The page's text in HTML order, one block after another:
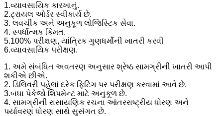
1.વ્યાવસાયિક કારખાનું.
2.ટ્રાયલ ઓર્ડર સ્વીકાર્ય છે.
3. લવચીક અને અનુકૂળ લોજિસ્ટિક સેવા.
4. સ્પર્ધાત્મક કિંમત.
5.100% પરીક્ષણ, યાંત્રિક ગુણધર્મોની ખાતરી કરવી
6.વ્યાવસાયિક પરીક્ષણ.
1. અમે સંબંધિત અવતરણ અનુસાર શ્રેષ્ઠ સામગ્રીની ખાતરી આપી
શકીએ છીએ.
2. ડિલિવરી પહેલાં દરેક ફિટિંગ પર પરીક્ષણ કરવામાં આવે છે.
3.બધા પેકેજો શિપમેન્ટ માટે અનુકૂળ છે.
4. સામગ્રીની રાસાયણિક રચના આંતરરાષ્ટ્રીય ધોરણ અને
પર્યાવરણ ધોરણ સાથે સુસંગત છે.